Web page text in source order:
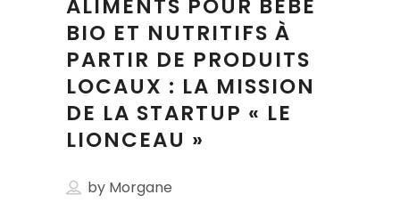
ALIMENTS POUR BÉBÉ
BIO ET NUTRITIFS À
PARTIR DE PRODUITS
LOCAUX : LA MISSION
DE LA STARTUP « LE
LIONCEAU »
by Morgane